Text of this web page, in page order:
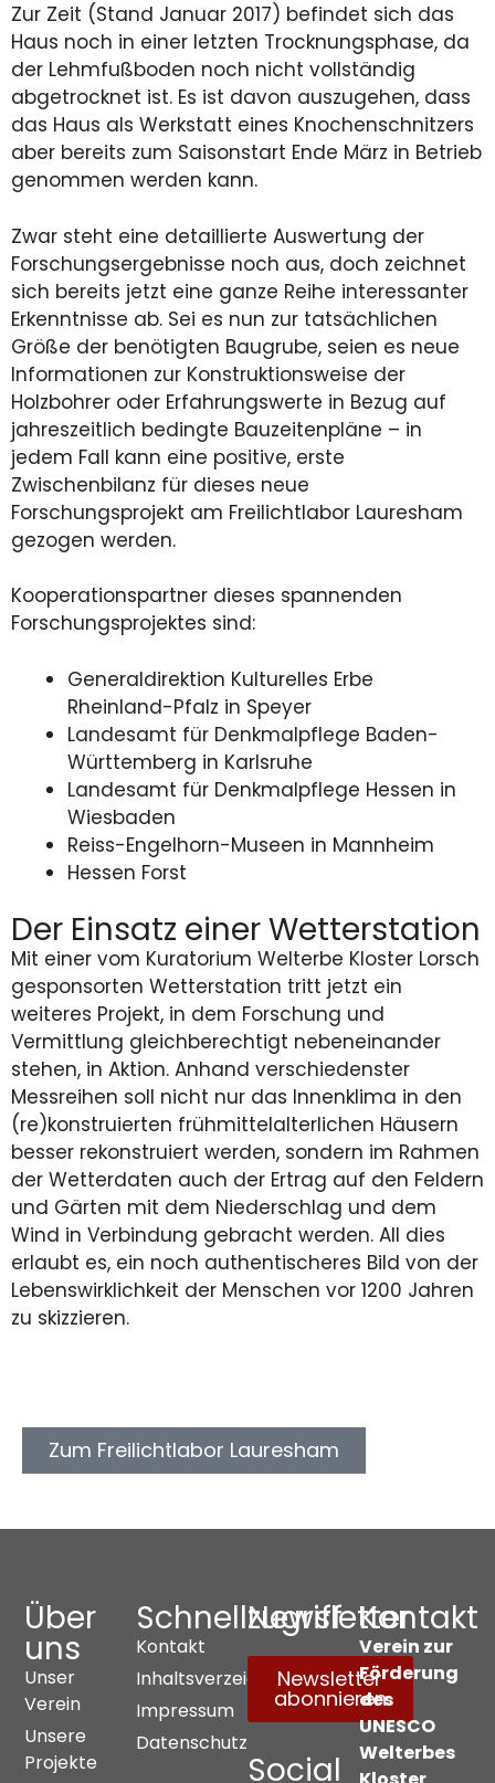
Zur Zeit (Stand Januar 2017) befindet sich das
Haus noch in einer letzten Trocknungsphase, da
der Lehmfußboden noch nicht vollständig
abgetrocknet ist. Es ist davon auszugehen, dass
das Haus als Werkstatt eines Knochenschnitzers
aber bereits zum Saisonstart Ende März in Betrieb
genommen werden kann.
Zwar steht eine detaillierte Auswertung der
Forschungsergebnisse noch aus, doch zeichnet
sich bereits jetzt eine ganze Reihe interessanter
Erkenntnisse ab. Sei es nun zur tatsächlichen
Größe der benötigten Baugrube, seien es neue
Informationen zur Konstruktionsweise der
Holzbohrer oder Erfahrungswerte in Bezug auf
jahreszeitlich bedingte Bauzeitenpläne – in
jedem Fall kann eine positive, erste
Zwischenbilanz für dieses neue
Forschungsprojekt am Freilichtlabor Lauresham
gezogen werden.
Kooperationspartner dieses spannenden
Forschungsprojektes sind:
Generaldirektion Kulturelles Erbe
Rheinland-Pfalz in Speyer
Landesamt für Denkmalpflege Baden-
Württemberg in Karlsruhe
Landesamt für Denkmalpflege Hessen in
Wiesbaden
Reiss-Engelhorn-Museen in Mannheim
Hessen Forst
Der Einsatz einer Wetterstation
Mit einer vom Kuratorium Welterbe Kloster Lorsch
gesponsorten Wetterstation tritt jetzt ein
weiteres Projekt, in dem Forschung und
Vermittlung gleichberechtigt nebeneinander
stehen, in Aktion. Anhand verschiedenster
Messreihen soll nicht nur das Innenklima in den
(re)konstruierten frühmittelalterlichen Häusern
besser rekonstruiert werden, sondern im Rahmen
der Wetterdaten auch der Ertrag auf den Feldern
und Gärten mit dem Niederschlag und dem
Wind in Verbindung gebracht werden. All dies
erlaubt es, ein noch authentischeres Bild von der
Lebenswirklichkeit der Menschen vor 1200 Jahren
zu skizzieren.
Zum Freilichtlabor Lauresham
Über
uns
Unser
Verein
Unsere
Projekte
Schnellzugriff
Kontakt
Inhaltsverzeichnis
Impressum
Datenschutz
Newsletter
Newsletter
abonnieren
Social
Kontakt
Verein zur
Förderung
des
UNESCO
Welterbes